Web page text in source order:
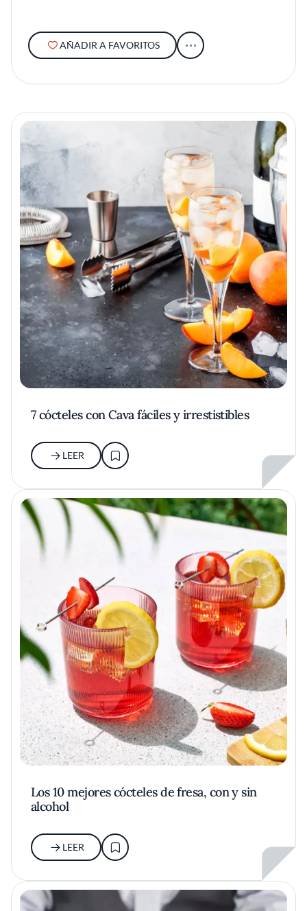
AÑADIR A FAVORITOS
7 cócteles con Cava fáciles y irrestistibles
LEER
Los 10 mejores cócteles de fresa, con y sin
alcohol
LEER